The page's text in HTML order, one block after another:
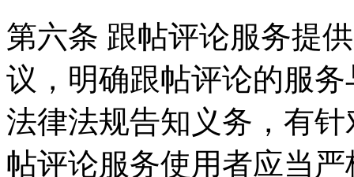
第六条 跟帖评论服务提
议，明确跟帖评论的服
法律法规告知义务，有
帖评论服务使用者应当